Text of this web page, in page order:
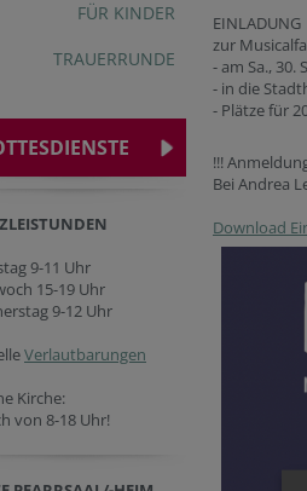
FÜR KINDER
TRAUERRUNDE
9-11 Uhr
15-19 Uhr
9-12 Uhr
Verlautbarungen
Kirche:
von 8-18 Uhr!
EINLADUNG
zur
- am Sa., 30.
- in die
- Plätze für
!!!
Bei Andrea
Download